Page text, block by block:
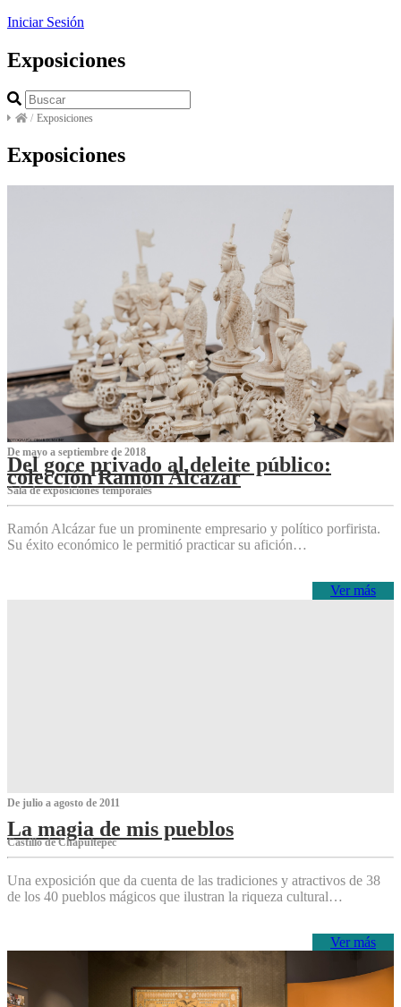
Iniciar Sesión
Exposiciones
/ Exposiciones
Exposiciones
De mayo a septiembre de 2018
Del goce privado al deleite público:
colección Ramón Alcázar
Sala de exposiciones temporales
Ramón Alcázar fue un prominente empresario y político porfirista.
Su éxito económico le permitió practicar su afición…
Ver más
De julio a agosto de 2011
La magia de mis pueblos
Castillo de Chapultepec
Una exposición que da cuenta de las tradiciones y atractivos de 38
de los 40 pueblos mágicos que ilustran la riqueza cultural…
Ver más